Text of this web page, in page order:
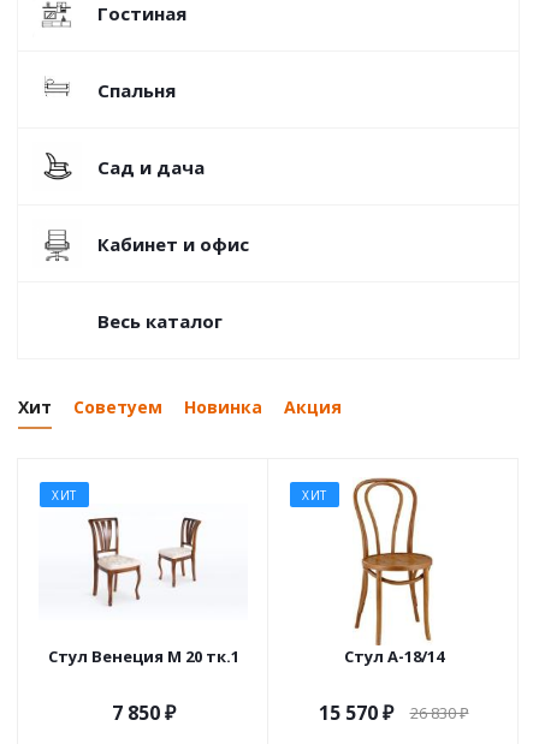
Гостиная
Спальня
Сад и дача
Кабинет и офис
Весь каталог
Хит Советуем Новинка Акция
ХИТ
Стул Венеция М 20 тк.1
7 850 ₽
ХИТ
Стул А-18/14
15 570 ₽ 26 830 ₽